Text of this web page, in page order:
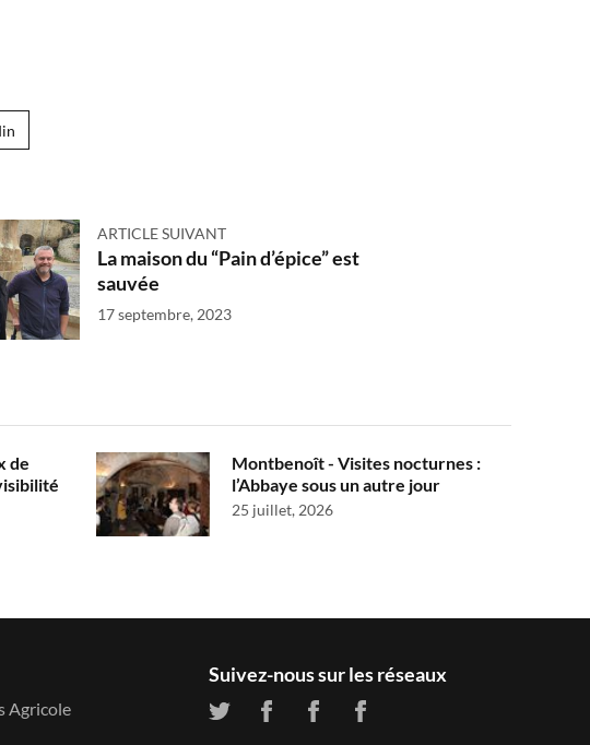
ARTICLE SUIVANT
La maison du “Pain d’épice” est
sauvée
17 septembre, 2023
de
Montbenoît - Visites nocturnes :
l’Abbaye sous un autre jour
25 juillet, 2026
Agricole
Suivez-nous sur les réseaux